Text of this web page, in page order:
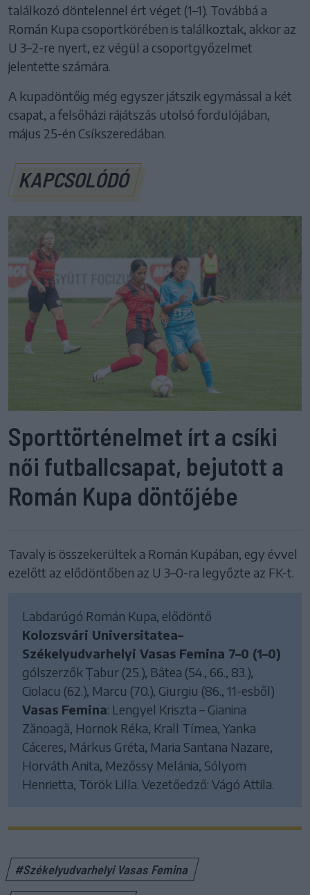
találkozó döntelennel ért véget (1–1). Továbbá a
Román Kupa csoportkörében is találkoztak, akkor az
U 3–2-re nyert, ez végül a csoportgyőzelmet
jelentette számára.
A kupadöntőig még egyszer játszik egymással a két
csapat, a felsőházi rájátszás utolsó fordulójában,
május 25-én Csíkszeredában.
KAPCSOLÓDÓ
Sporttörténelmet írt a csíki
női futballcsapat, bejutott a
Román Kupa döntőjébe
Tavaly is összekerültek a Román Kupában, egy évvel
ezelőtt az elődöntőben az U 3–0-ra legyőzte az FK-t.
Labdarúgó Román Kupa, elődöntő
Kolozsvári Universitatea–
Székelyudvarhelyi Vasas Femina 7–0 (1–0)
gólszerzők Țabur (25.), Bâtea (54., 66., 83.),
Ciolacu (62.), Marcu (70.), Giurgiu (86., 11-esből)
Vasas Femina: Lengyel Kriszta – Gianina
Zănoagă, Hornok Réka, Krall Tímea, Yanka
Cáceres, Márkus Gréta, Maria Santana Nazare,
Horváth Anita, Mezőssy Melánia, Sólyom
Henrietta, Török Lilla. Vezetőedző: Vágó Attila.
#Székelyudvarhelyi Vasas Femina